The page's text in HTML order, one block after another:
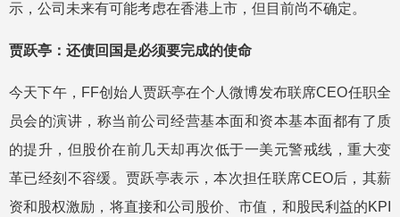
示，公司未来有可能考虑在香港上市，但目前尚不确定。
贾跃亭：还债回国是必须要完成的使命
今天下午，FF创始人贾跃亭在个人微博发布联席CEO任职全
员会的演讲，称当前公司经营基本面和资本基本面都有了质
的提升，但股价在前几天却再次低于一美元警戒线，重大变
革已经刻不容缓。贾跃亭表示，本次担任联席CEO后，其薪
资和股权激励，将直接和公司股价、市值，和股民利益的KPI